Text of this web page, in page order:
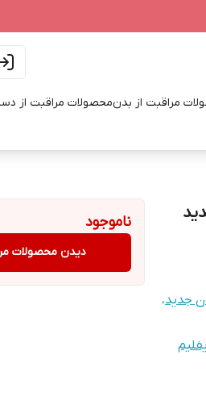
مراقبت از بدنمحصولات مراقبت از
جدید،
ناموجود
دیدن محصولات